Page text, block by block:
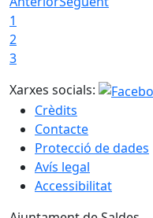
1
2
3
Xarxes socials:
Crèdits
Contacte
Protecció de dades
Avís legal
Accessibilitat